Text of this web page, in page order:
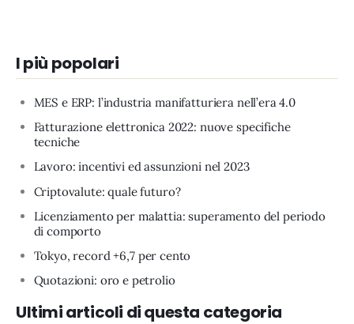
I più popolari
MES e ERP: l’industria manifatturiera nell’era 4.0
Fatturazione elettronica 2022: nuove specifiche
tecniche
Lavoro: incentivi ed assunzioni nel 2023
Criptovalute: quale futuro?
Licenziamento per malattia: superamento del periodo
di comporto
Tokyo, record +6,7 per cento
Quotazioni: oro e petrolio
Ultimi articoli di questa categoria